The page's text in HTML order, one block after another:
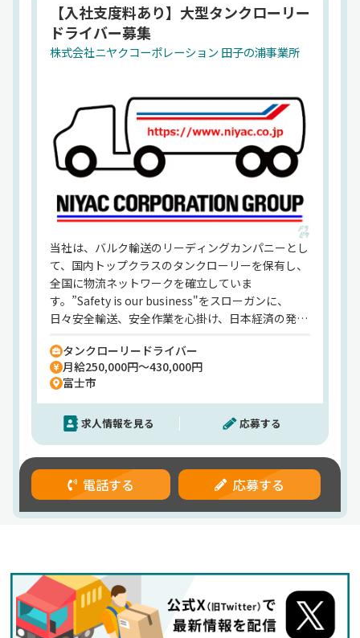
【入社支度料あり】大型タンクローリー
ドライバー募集
株式会社ニヤクコーポレーション 田子の浦事業所
当社は、バルク輸送のリーディングカンパニーとし
て、国内トップクラスのタンクローリーを保有し、
全国に物流ネットワークを確立していま
す。”Safety is our business"をスローガンに、
日々安全輸送、安全作業を心掛け、日本経済の発展
女性の就労環境も整備しております。全ての従業員
が安心して働ける職場を心掛けております。
タンクローリードライバー
月給250,000円～430,000円
富士市
求人情報を見る 応募する
電話する 応募する